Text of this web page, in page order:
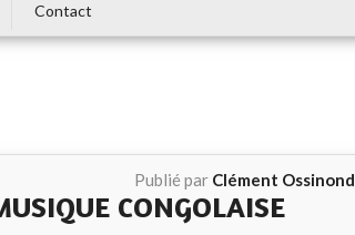
Contact
Publié par Clément
CONGOLAISE